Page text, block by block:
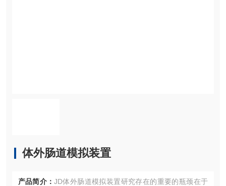
体外肠道模拟装置
产品简介： JD体外肠道模拟装置研究存在的重要的瓶颈在于